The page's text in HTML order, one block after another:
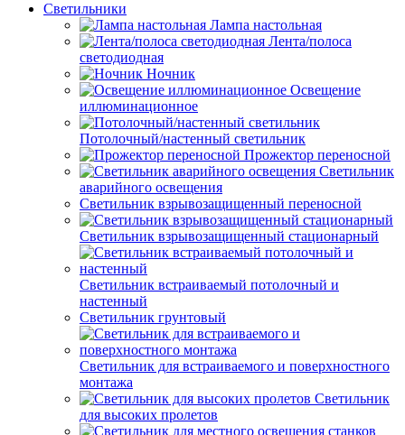
Светильники
Лампа настольная
Лента/полоса
светодиодная
Ночник
Освещение
иллюминационное
Потолочный/настенный светильник
Прожектор переносной
Светильник
аварийного освещения
Светильник взрывозащищенный переносной
Светильник взрывозащищенный стационарный
Светильник встраиваемый потолочный и
настенный
Светильник грунтовый
Светильник для встраиваемого и поверхностного
монтажа
Светильник
для высоких пролетов